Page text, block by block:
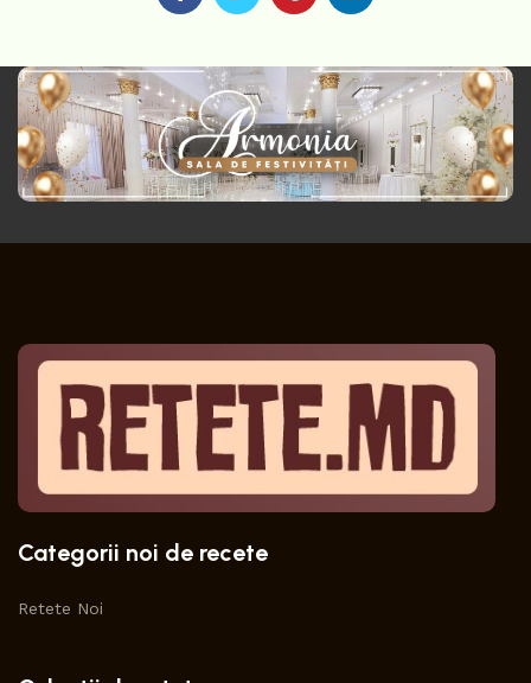
Categorii noi de recete
Retete Noi